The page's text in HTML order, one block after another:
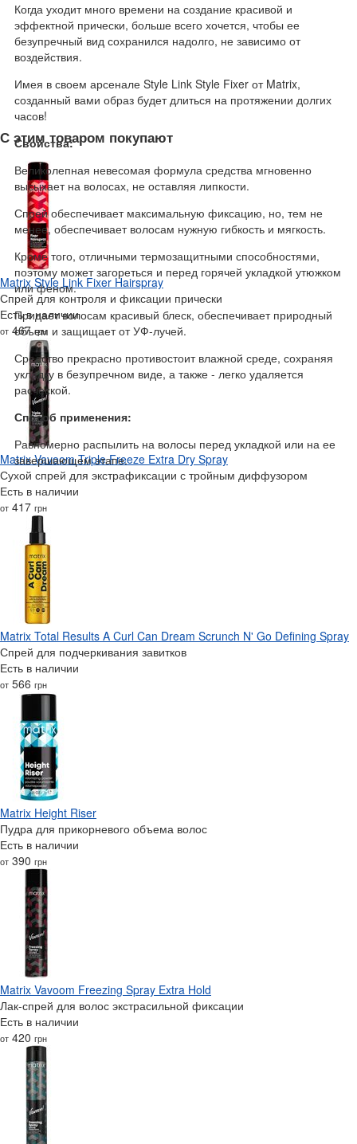
Когда уходит много времени на создание красивой и
эффектной прически, больше всего хочется, чтобы ее
безупречный вид сохранился надолго, не зависимо от
воздействия.
Имея в своем арсенале Style Link Style Fixer от Matrix,
созданный вами образ будет длиться на протяжении долгих
часов!
Свойства:
Великолепная невесомая формула средства мгновенно
высыхает на волосах, не оставляя липкости.
Спрей обеспечивает максимальную фиксацию, но, тем не
менее, обеспечивает волосам нужную гибкость и мягкость.
Кроме того, отличными термозащитными способностями,
поэтому может загореться и перед горячей укладкой утюжком
или феном.
Придает волосам красивый блеск, обеспечивает природный
объем и защищает от УФ-лучей.
Средство прекрасно противостоит влажной среде, сохраняя
укладку в безупречном виде, а также - легко удаляется
расческой.
Способ применения:
Равномерно распылить на волосы перед укладкой или на ее
завершающем этапе.
С этим товаром покупают
Matrix Style Link Fixer Hairspray
Спрей для контроля и фиксации прически
Есть в наличии
от 467грн
Matrix Vavoom Triple Freeze Extra Dry Spray
Сухой спрей для экстрафиксации с тройным диффузором
Есть в наличии
от 417 грн
Matrix Total Results A Curl Can Dream Scrunch N' Go Defining Spray
Спрей для подчеркивания завитков
Есть в наличии
от 566 грн
Matrix Height Riser
Пудра для прикорневого объема волос
Есть в наличии
от 390 грн
Matrix Vavoom Freezing Spray Extra Hold
Лак-спрей для волос экстрасильной фиксации
Есть в наличии
от 420 грн